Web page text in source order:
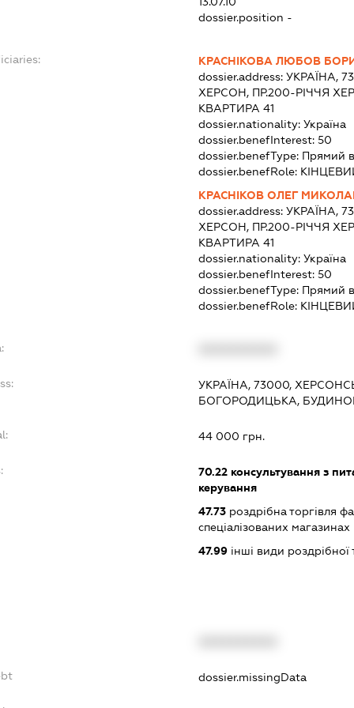
dossier.position -
КРАСНІКОВА ЛЮБОВ
dossier.address: УКРАЇНА,
ХЕРСОН, ПР.200-РІЧЧЯ
КВАРТИРА 41
dossier.nationality: Україна
dossier.benefInterest: 50
dossier.benefType: Прямий
dossier.benefRole:
КРАСНІКОВ ОЛЕГ
dossier.address: УКРАЇНА,
ХЕРСОН, ПР.200-РІЧЧЯ
КВАРТИРА 41
dossier.nationality: Україна
dossier.benefInterest: 50
dossier.benefType: Прямий
dossier.benefRole:
УКРАЇНА, 73000,
БОГОРОДИЦЬКА,
44 000 грн.
70.22консультування з
керування
47.73роздрібна торгівля
спеціалізованих магазинах
47.99інші види роздрібної
dossier.missingData